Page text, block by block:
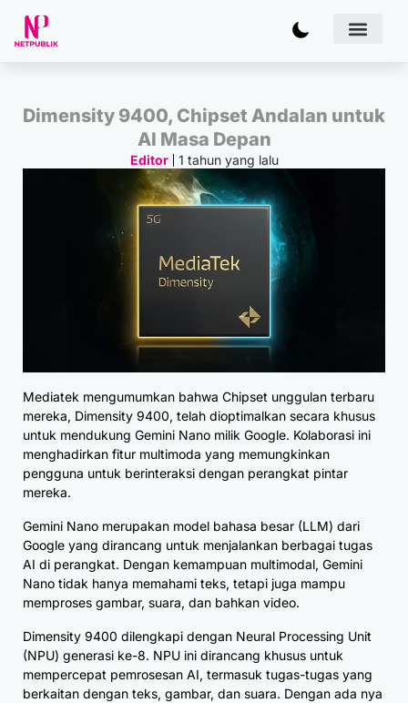
Dimensity 9400, Chipset Andalan untuk
AI Masa Depan
Editor 1 tahun yang lalu
Mediatek mengumumkan bahwa Chipset unggulan terbaru
mereka, Dimensity 9400, telah dioptimalkan secara khusus
untuk mendukung Gemini Nano milik Google. Kolaborasi ini
menghadirkan fitur multimoda yang memungkinkan
pengguna untuk berinteraksi dengan perangkat pintar
mereka.
Gemini Nano merupakan model bahasa besar (LLM) dari
Google yang dirancang untuk menjalankan berbagai tugas
AI di perangkat. Dengan kemampuan multimodal, Gemini
Nano tidak hanya memahami teks, tetapi juga mampu
memproses gambar, suara, dan bahkan video.
Dimensity 9400 dilengkapi dengan Neural Processing Unit
(NPU) generasi ke-8. NPU ini dirancang khusus untuk
mempercepat pemrosesan AI, termasuk tugas-tugas yang
berkaitan dengan teks, gambar, dan suara. Dengan ada nya